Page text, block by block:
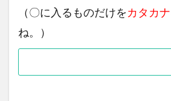
（〇に入るものだけをカタカ
ね。）